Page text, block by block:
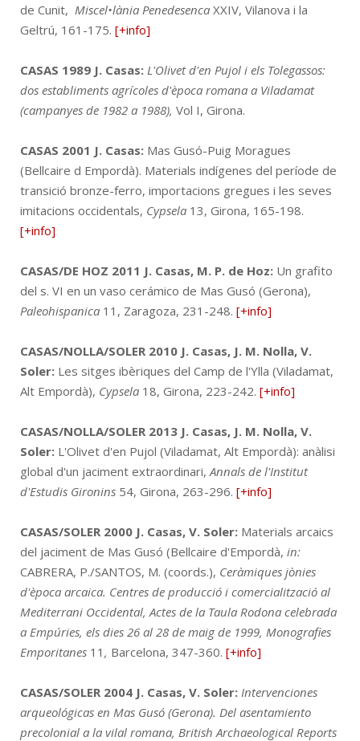
de Cunit, Miscel•lània Penedesenca XXIV, Vilanova i la
Geltrú, 161-175. [+info]
CASAS 1989 J. Casas: L'Olivet d'en Pujol i els Tolegassos:
dos establiments agrícoles d'època romana a Viladamat
(campanyes de 1982 a 1988), Vol I, Girona.
CASAS 2001 J. Casas: Mas Gusó-Puig Moragues
(Bellcaire d Empordà). Materials indígenes del període de
transició bronze-ferro, importacions gregues i les seves
imitacions occidentals, Cypsela 13, Girona, 165-198.
[+info]
CASAS/DE HOZ 2011 J. Casas, M. P. de Hoz: Un grafito
del s. VI en un vaso cerámico de Mas Gusó (Gerona),
Paleohispanica 11, Zaragoza, 231-248. [+info]
CASAS/NOLLA/SOLER 2010 J. Casas, J. M. Nolla, V.
Soler: Les sitges ibèriques del Camp de l'Ylla (Viladamat,
Alt Empordà), Cypsela 18, Girona, 223-242. [+info]
CASAS/NOLLA/SOLER 2013 J. Casas, J. M. Nolla, V.
Soler: L'Olivet d'en Pujol (Viladamat, Alt Empordà): anàlisi
global d'un jaciment extraordinari, Annals de l'Institut
d'Estudis Gironins 54, Girona, 263-296. [+info]
CASAS/SOLER 2000 J. Casas, V. Soler: Materials arcaics
del jaciment de Mas Gusó (Bellcaire d'Empordà, in:
CABRERA, P./SANTOS, M. (coords.), Ceràmiques jònies
d'època arcaica. Centres de producció i comercialització al
Mediterrani Occidental, Actes de la Taula Rodona celebrada
a Empúries, els dies 26 al 28 de maig de 1999, Monografies
Emporitanes 11 , Barcelona, 347-360. [+info]
CASAS/SOLER 2004 J. Casas, V. Soler: Intervenciones
arqueológicas en Mas Gusó (Gerona). Del asentamiento
precolonial a la vilal romana, British Archaeological Reports